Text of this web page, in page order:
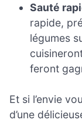
Sauté
rapide,
légumes
feront
Et si l’envie
d’une